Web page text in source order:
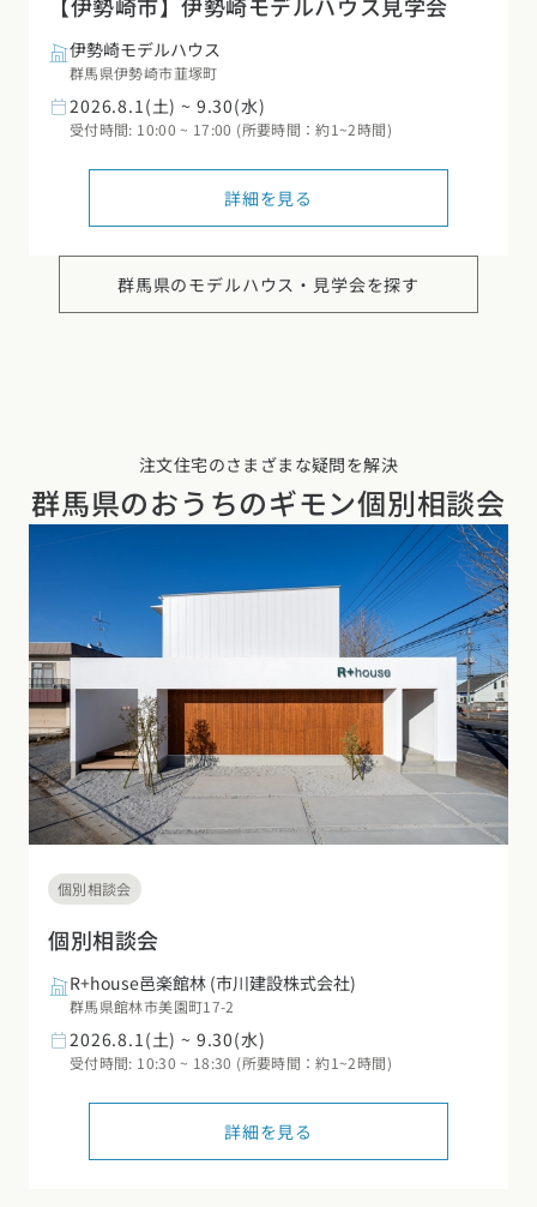
【伊勢崎市】伊勢崎モデルハウス見学会
伊勢崎モデルハウス
群馬県伊勢崎市韮塚町
2026.8.1(土) ~ 9.30(水)
受付時間: 10:00 ~ 17:00 (所要時間：約1~2時間)
詳細を見る
群馬県のモデルハウス・見学会を探す
注文住宅のさまざまな疑問を解決
群馬県のおうちのギモン個別相談会
個別相談会
個別相談会
R+house邑楽館林 (市川建設株式会社)
群馬県館林市美園町17-2
2026.8.1(土) ~ 9.30(水)
受付時間: 10:30 ~ 18:30 (所要時間：約1~2時間)
詳細を見る